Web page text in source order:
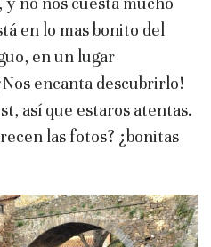
en lo mas bonito del
en un lugar
encanta descubrirlo!
así que estaros atentas.
las fotos? ¿bonitas